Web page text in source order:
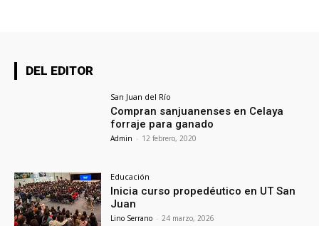
DEL EDITOR
San Juan del Río
Compran sanjuanenses en Celaya
forraje para ganado
Admin - 12 febrero, 2020
Educación
Inicia curso propedéutico en UT San
Juan
Lino Serrano - 24 marzo, 2026